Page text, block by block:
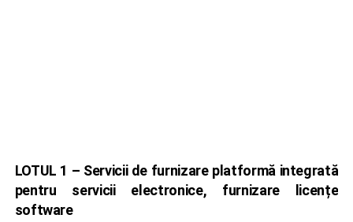
LOTUL 1 – Servicii de furnizare platformă integrată
pentru servicii electronice, furnizare licențe
software